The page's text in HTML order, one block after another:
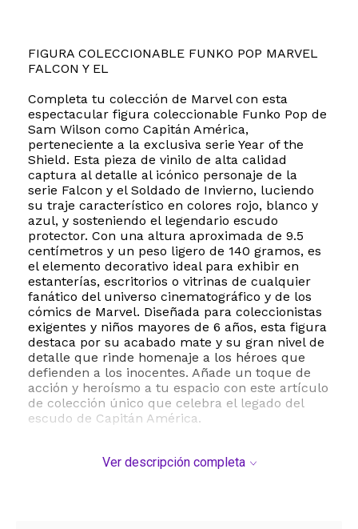
FIGURA COLECCIONABLE FUNKO POP MARVEL
FALCON Y EL
Completa tu colección de Marvel con esta
espectacular figura coleccionable Funko Pop de
Sam Wilson como Capitán América,
perteneciente a la exclusiva serie Year of the
Shield. Esta pieza de vinilo de alta calidad
captura al detalle al icónico personaje de la
serie Falcon y el Soldado de Invierno, luciendo
su traje característico en colores rojo, blanco y
azul, y sosteniendo el legendario escudo
protector. Con una altura aproximada de 9.5
centímetros y un peso ligero de 140 gramos, es
el elemento decorativo ideal para exhibir en
estanterías, escritorios o vitrinas de cualquier
fanático del universo cinematográfico y de los
cómics de Marvel. Diseñada para coleccionistas
exigentes y niños mayores de 6 años, esta figura
destaca por su acabado mate y su gran nivel de
detalle que rinde homenaje a los héroes que
defienden a los inocentes. Añade un toque de
acción y heroísmo a tu espacio con este artículo
de colección único que celebra el legado del
escudo de Capitán América.
MARCO DEL SERVICIO "PUERTA A PUERTA" QUE
Ver descripción completa